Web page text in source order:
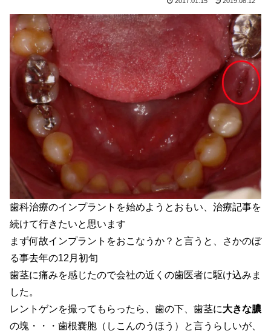
歯科治療のインプラントを始めようとおもい、治療記事を
続けて行きたいと思います
まず何故インプラントをおこなうか？と言うと、さかのぼ
る事去年の12月初旬
歯茎に痛みを感じたので会社の近くの歯医者に駆け込みま
した。
レントゲンを撮ってもらったら、歯の下、歯茎に大きな膿
の塊・・・歯根嚢胞（しこんのうほう）と言うらしいが、